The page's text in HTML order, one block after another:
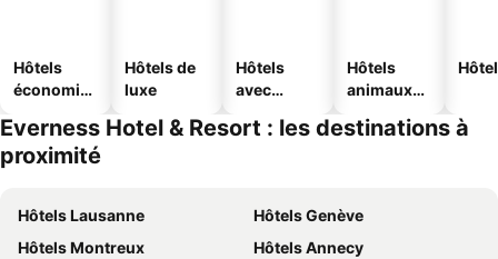
Hôtels
économiq
Hôtels de
luxe
Hôtels
avec
Hôtels
animaux
Everness Hotel & Resort : les destinations à
proximité
Hôtels Lausanne
Hôtels Genève
Hôtels Montreux
Hôtels Annecy